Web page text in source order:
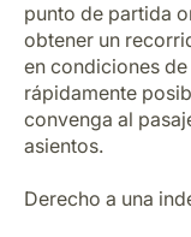
punto de partida
obtener un
en condiciones
rápidamente
convenga al
asientos.
Derecho a una